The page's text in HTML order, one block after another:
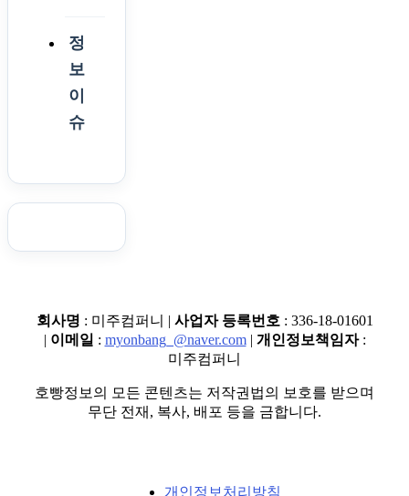
정
보
이
슈
회사명 : 미주컴퍼니 | 사업자 등록번호 : 336-18-01601
| 이메일 : myonbang_@naver.com| 개인정보책임자:
미주컴퍼니
호빵정보의 모든 콘텐츠는 저작권법의 보호를 받으며
무단 전재, 복사, 배포 등을 금합니다.
개인정보처리방침